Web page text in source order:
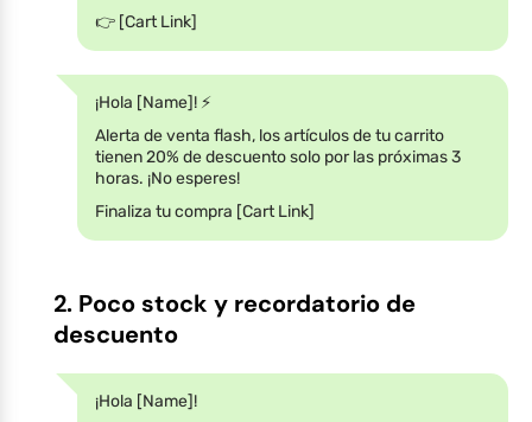
👉 [Cart Link]
¡Hola [Name]! ⚡
Alerta de venta flash, los artículos de tu carrito
tienen 20% de descuento solo por las próximas 3
horas. ¡No esperes!
Finaliza tu compra [Cart Link]
2. Poco stock y recordatorio de
descuento
¡Hola [Name]!